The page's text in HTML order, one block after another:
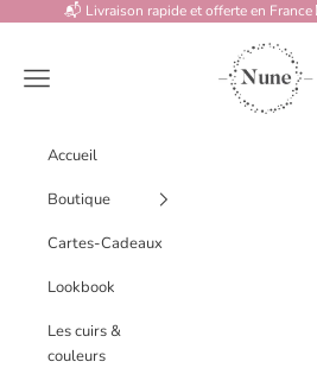
Passer au contenu📬 Livraison rapide et offerte en France
www.nune.fr
Menu
Accueil
Boutique
Cartes-Cadeaux
Lookbook
Les cuirs &
couleurs